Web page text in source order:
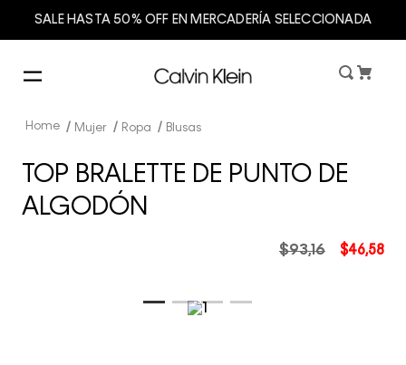
SALE HASTA 50% OFF EN MERCADERÍA SELECCIONADA
Mujer Ropa Blusas
TOP BRALETTE DE PUNTO DE
ALGODÓN
$46,58
$93,16